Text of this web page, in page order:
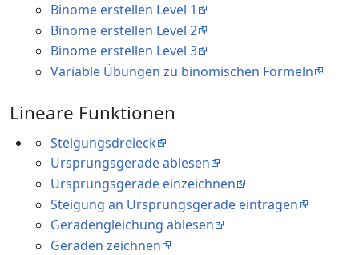
Binome erstellen Level 1
Binome erstellen Level 2
Binome erstellen Level 3
Variable Übungen zu binomischen Formeln
Lineare Funktionen
Steigungsdreieck
Ursprungsgerade ablesen
Ursprungsgerade einzeichnen
Steigung an Ursprungsgerade eintragen
Geradengleichung ablesen
Geraden zeichnen